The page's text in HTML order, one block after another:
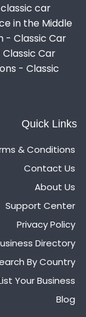
car
in the Middle
- Classic Car
Car
- Classic
Quick Links
& Conditions
Contact Us
About Us
Support Center
Privacy Policy
Directory
By Country
Your Business
Blog